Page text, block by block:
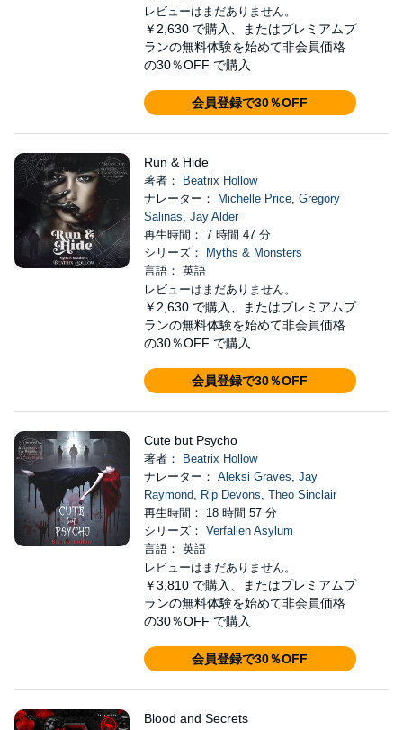
レビューはまだありません。
￥2,630 で購入、またはプレミアムプ
ランの無料体験を始めて非会員価格
の30％OFF で購入
会員登録で30％OFF
Run & Hide
著者：
Beatrix Hollow
ナレーター：
Michelle Price, Gregory
Salinas, Jay Alder
再生時間： 7 時間 47 分
シリーズ：
Myths & Monsters
言語： 英語
レビューはまだありません。
￥2,630 で購入、またはプレミアムプ
ランの無料体験を始めて非会員価格
の30％OFF で購入
会員登録で30％OFF
Cute but Psycho
著者：
Beatrix Hollow
ナレーター： Aleksi Graves, Jay
Raymond, Rip Devons, Theo Sinclair
再生時間： 18 時間 57 分
シリーズ： Verfallen Asylum
言語： 英語
レビューはまだありません。
￥3,810 で購入、またはプレミアムプ
ランの無料体験を始めて非会員価格
の30％OFF で購入
会員登録で30％OFF
Blood and Secrets